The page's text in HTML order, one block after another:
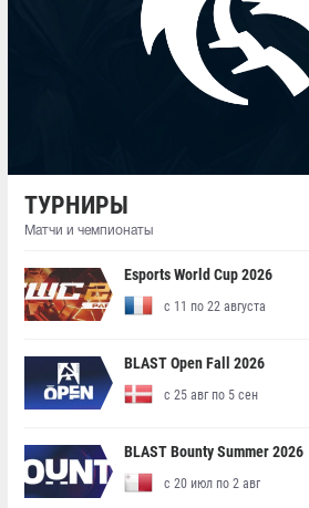
ТУРНИРЫ
Матчи и чемпионаты
Esports World Cup 2026
с 11 по 22 августа
BLAST Open Fall 2026
с 25 авг по 5 сен
BLAST Bounty Summer 2026
с 20 июл по 2 авг